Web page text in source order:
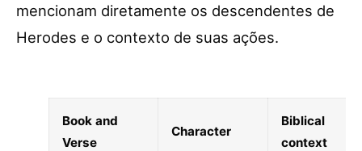
mencionam diretamente os descendentes de
Herodes e o contexto de suas ações.
Book and
Verse
Character
Biblical
context